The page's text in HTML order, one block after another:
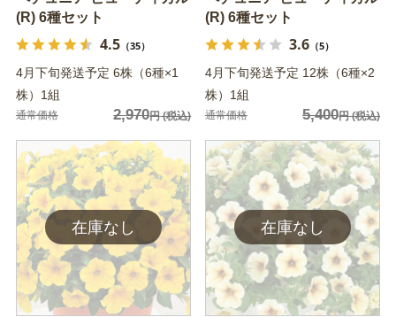
(R) 6種セット
4.5（35）
4月下旬発送予定 6株（6種×1
株）1組
通常価格 2,970円(税込)
(R) 6種セット
3.6（5）
4月下旬発送予定 12株（6種×2
株）1組
通常価格 5,400円(税込)